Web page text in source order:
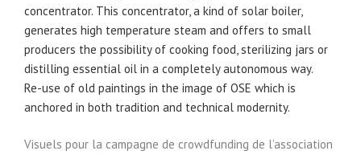
concentrator. This concentrator, a kind of solar boiler,
generates high temperature steam and offers to small
producers the possibility of cooking food, sterilizing jars or
distilling essential oil in a completely autonomous way.
Re-use of old paintings in the image of OSE which is
anchored in both tradition and technical modernity.
Visuels pour la campagne de crowdfunding de l’association